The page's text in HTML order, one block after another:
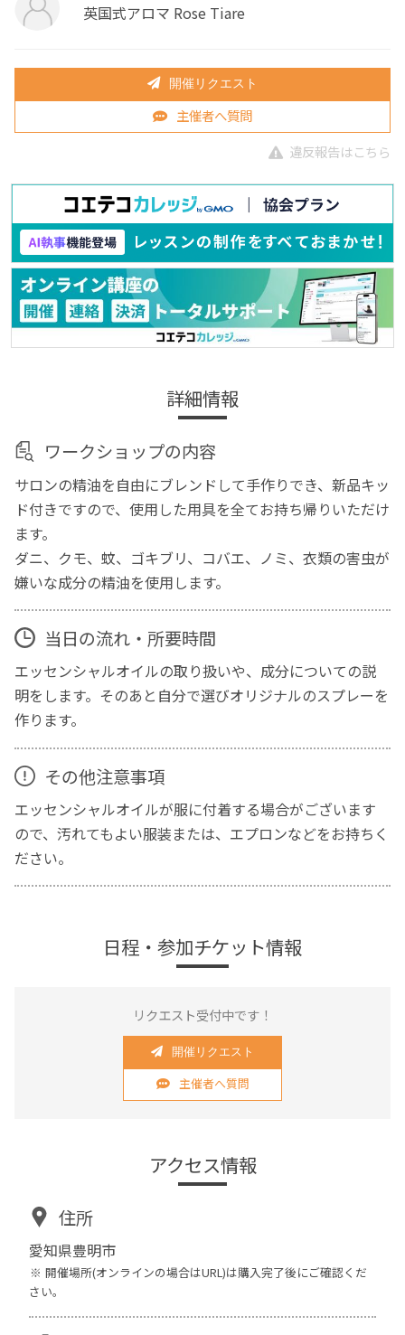
英国式アロマ Rose Tiare
開催リクエスト
主催者へ質問
違反報告はこちら
詳細情報
ワークショップの内容
サロンの精油を自由にブレンドして手作りでき、新品キッ
ド付きですので、使用した用具を全てお持ち帰りいただけ
ます。
ダニ、クモ、蚊、ゴキブリ、コバエ、ノミ、衣類の害虫が
嫌いな成分の精油を使用します。
当日の流れ・所要時間
エッセンシャルオイルの取り扱いや、成分についての説
明をします。そのあと自分で選びオリジナルのスプレーを
作ります。
その他注意事項
エッセンシャルオイルが服に付着する場合がございます
ので、汚れてもよい服装または、エプロンなどをお持ちく
ださい。
日程・参加チケット情報
リクエスト受付中です！
開催リクエスト
主催者へ質問
アクセス情報
住所
愛知県豊明市
開催場所(オンラインの場合はURL)は購入完了後にご確認くだ
さい。